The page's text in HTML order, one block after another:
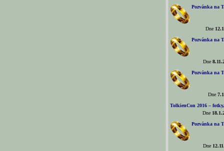
Pozvánka na
Dne
Pozvánka na
Dne
Pozvánka na
Dne
TolkienCon 2016 –
Dne
Pozvánka na
Dne